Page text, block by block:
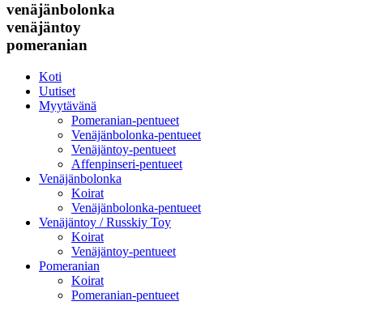
venäjänbolonka
venäjäntoy
pomeranian
Koti
Uutiset
Myytävänä
Pomeranian-pentueet
Venäjänbolonka-pentueet
Venäjäntoy-pentueet
Affenpinseri-pentueet
Venäjänbolonka
Koirat
Venäjänbolonka-pentueet
Venäjäntoy / Russkiy Toy
Koirat
Venäjäntoy-pentueet
Pomeranian
Koirat
Pomeranian-pentueet